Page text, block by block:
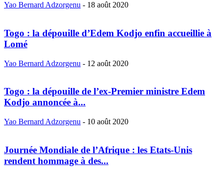
Yao Bernard Adzorgenu - 18 août 2020
Togo : la dépouille d’Edem Kodjo enfin accueillie à
Lomé
Yao Bernard Adzorgenu - 12 août 2020
Togo : la dépouille de l’ex-Premier ministre Edem
Kodjo annoncée à...
Yao Bernard Adzorgenu - 10 août 2020
Journée Mondiale de l’Afrique : les Etats-Unis
rendent hommage à des...